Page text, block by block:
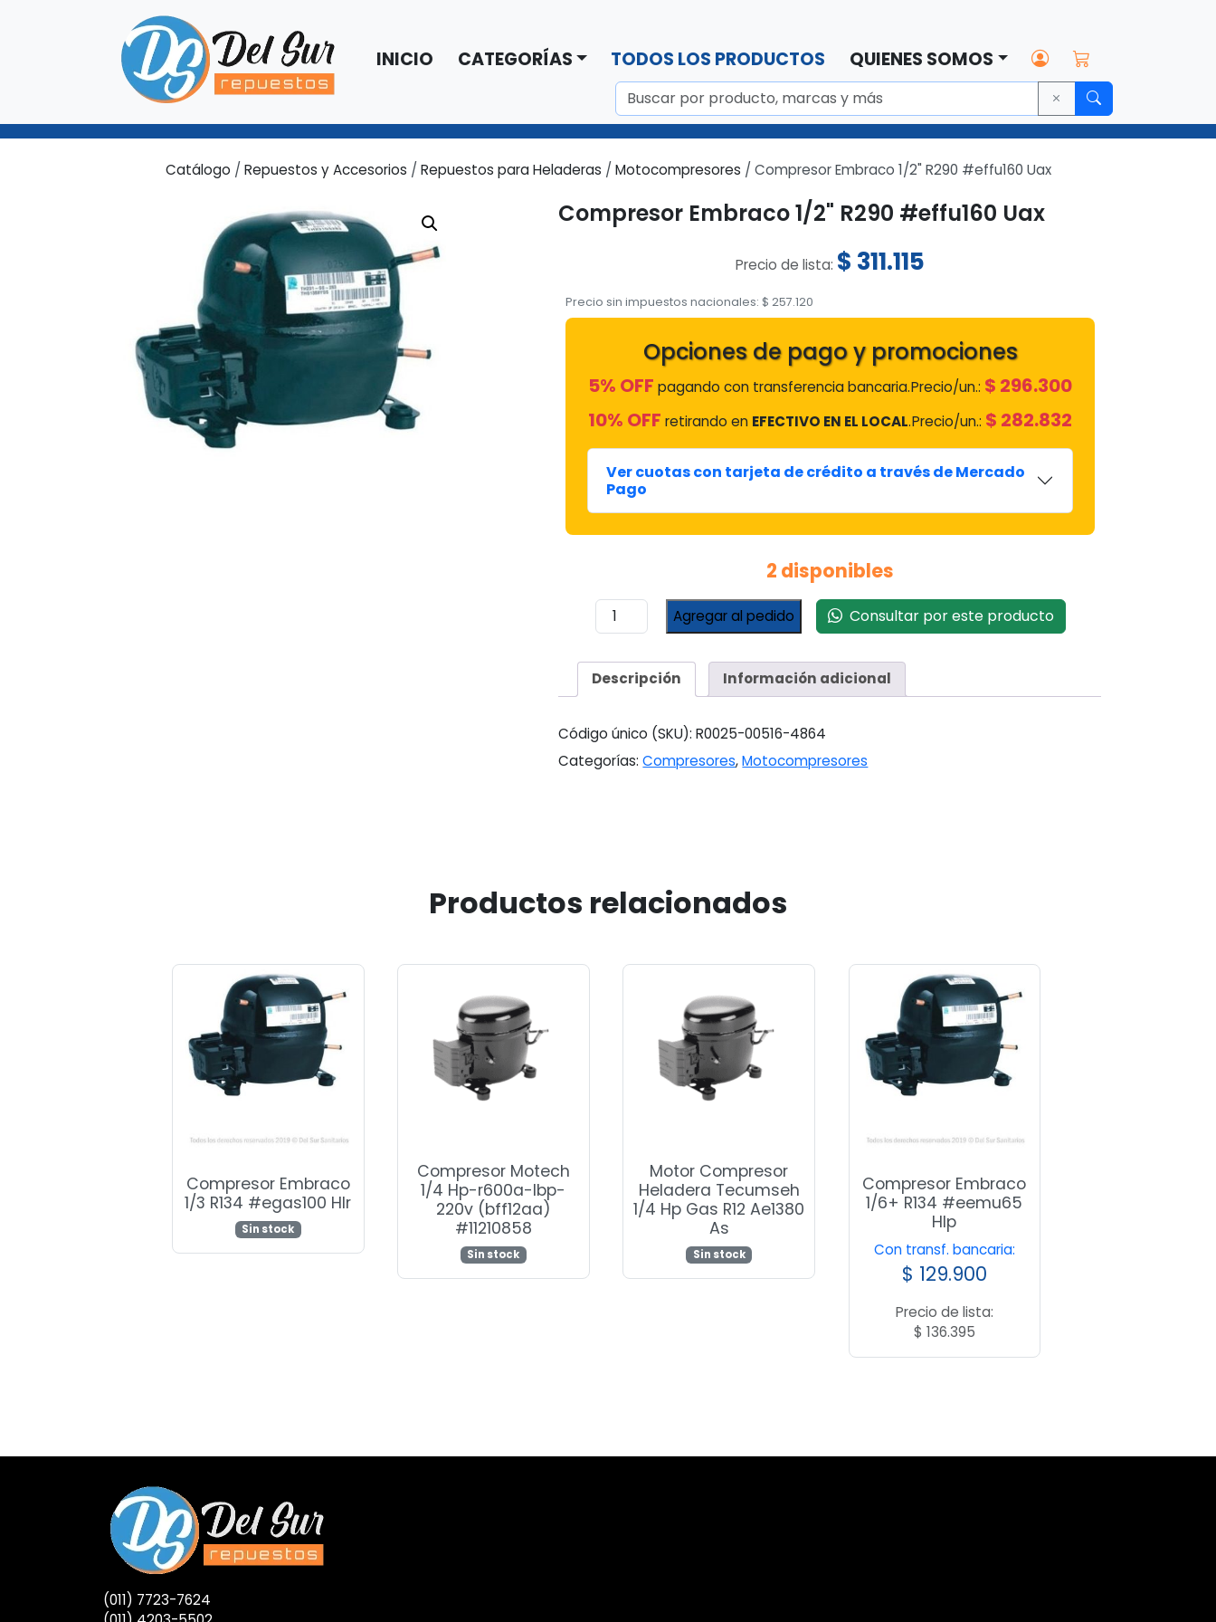
INICIO CATEGORÍAS TODOS LOS PRODUCTOS QUIENES SOMOS
Catálogo / Repuestos y Accesorios / Repuestos para Heladeras / Motocompresores / Compresor Embraco 1/2" R290 #effu160 Uax
Compresor Embraco 1/2" R290 #effu160 Uax
Precio de lista: $ 311.115
Precio sin impuestos nacionales:$ 257.120
Opciones de pago y promociones
5% OFF pagando con transferencia bancaria.Precio/un.: $ 296.300
10% OFF retirando en EFECTIVO EN EL LOCAL.Precio/un.: $ 282.832
Ver cuotas con tarjeta de crédito a través de Mercado
Pago
2 disponibles
Compresor
Embraco
R290
#effu160
cantidad
Agregar al pedido Consultar por este producto
Descripción Información adicional
Código único (SKU):R0025-00516-4864
Categorías:Compresores,Motocompresores
Productos relacionados
Compresor Embraco
1/3 R134 #egas100 Hlr
Sin stock
Compresor Motech
1/4 Hp-r600a-lbp-
220v (bff12aa)
#11210858
Sin stock
Motor Compresor
Heladera Tecumseh
1/4 Hp Gas R12 Ae1380
As
Sin stock
Compresor Embraco
1/6+ R134 #eemu65
Hlp
Con transf. bancaria:
$ 129.900
Precio de lista:
$ 136.395
(011) 7723-7624